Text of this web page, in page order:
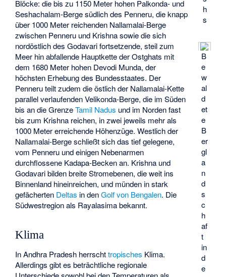
h
s
B
e
w
al
d
et
e
B
er
gl
a
n
d
s
c
h
af
t
in
d
e
Blöcke: die bis zu 1150 Meter hohen Palkonda- und
Seshachalam-Berge südlich des Penneru, die knapp
über 1000 Meter reichenden Nallamalai-Berge
zwischen Penneru und Krishna sowie die sich
nordöstlich des Godavari fortsetzende, steil zum
Meer hin abfallende Hauptkette der Ostghats mit
dem 1680 Meter hohen Devodi Munda, der
höchsten Erhebung des Bundesstaates. Der
Penneru teilt zudem die östlich der Nallamalai-Kette
parallel verlaufenden Velikonda-Berge, die im Süden
bis an die GrenzeTamil Nadus und im Norden fast
bis zum Krishna reichen, in zwei jeweils mehr als
1000 Meter erreichende Höhenzüge. Westlich der
Nallamalai-Berge schließt sich das tief gelegene,
vom Penneru und einigen Nebenarmen
durchflossene Kadapa-Becken an. Krishna und
Godavari bilden breite Stromebenen, die weit ins
Binnenland hineinreichen, und münden in stark
gefächerten Deltas in denGolf von Bengalen. Die
Südwestregion als Rayalasimabekannt.
Klima
In Andhra Pradesh herrschttropisches Klima.
Allerdings gibt es beträchtliche regionale